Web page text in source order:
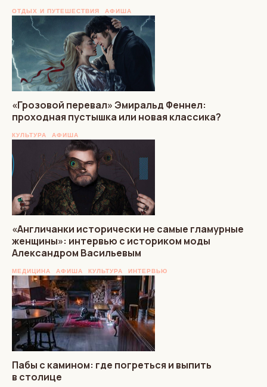
ОТДЫХ И ПУТЕШЕСТВИЯ АФИША
«Грозовой перевал» Эмиральд Феннел:
проходная пустышка или новая классика?
КУЛЬТУРА АФИША
«Англичанки исторически не самые гламурные
женщины»: интервью с историком моды
Александром Васильевым
МЕДИЦИНА АФИША КУЛЬТУРА ИНТЕРВЬЮ
Пабы с камином: где погреться и выпить
в столице